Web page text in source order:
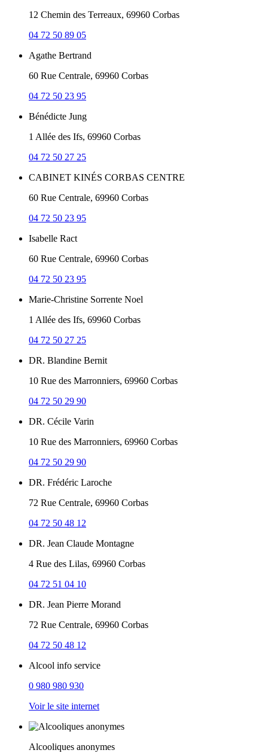
12 Chemin des Terreaux, 69960 Corbas
04 72 50 89 05
Agathe Bertrand
60 Rue Centrale, 69960 Corbas
04 72 50 23 95
Bénédicte Jung
1 Allée des Ifs, 69960 Corbas
04 72 50 27 25
CABINET KINÉS CORBAS CENTRE
60 Rue Centrale, 69960 Corbas
04 72 50 23 95
Isabelle Ract
60 Rue Centrale, 69960 Corbas
04 72 50 23 95
Marie-Christine Sorrente Noel
1 Allée des Ifs, 69960 Corbas
04 72 50 27 25
DR. Blandine Bernit
10 Rue des Marronniers, 69960 Corbas
04 72 50 29 90
DR. Cécile Varin
10 Rue des Marronniers, 69960 Corbas
04 72 50 29 90
DR. Frédéric Laroche
72 Rue Centrale, 69960 Corbas
04 72 50 48 12
DR. Jean Claude Montagne
4 Rue des Lilas, 69960 Corbas
04 72 51 04 10
DR. Jean Pierre Morand
72 Rue Centrale, 69960 Corbas
04 72 50 48 12
Alcool info service
0 980 980 930
Voir le site internet
Alcooliques anonymes